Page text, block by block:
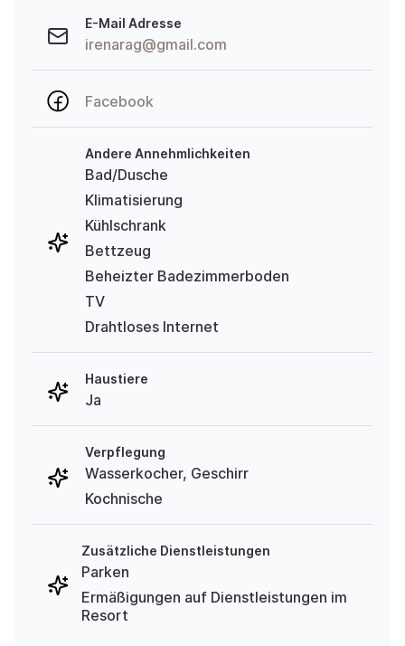
E-Mail Adresse
irenarag@gmail.com
Facebook
Andere Annehmlichkeiten
Bad/Dusche
Klimatisierung
Kühlschrank
Bettzeug
Beheizter Badezimmerboden
TV
Drahtloses Internet
Haustiere
Ja
Verpflegung
Wasserkocher, Geschirr
Kochnische
Zusätzliche Dienstleistungen
Parken
Ermäßigungen auf Dienstleistungen im
Resort